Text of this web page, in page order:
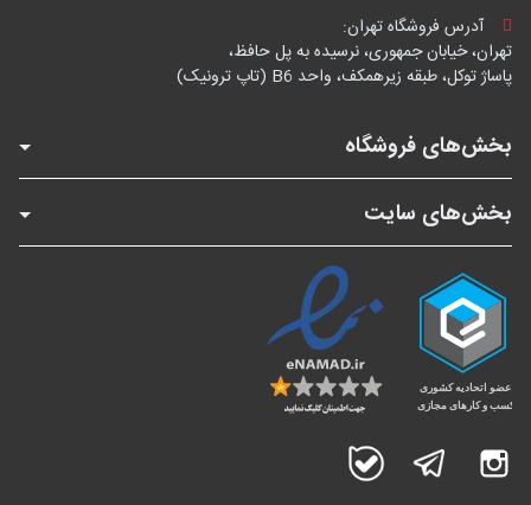
آدرس فروشگاه تهران:
تهران، خیابان جمهوری، نرسیده به پل حافظ،
پاساژ توکل، طبقه زیرهمکف، واحد B6 (تاپ ترونیک)
بخش‌های فروشگاه
بخش‌های سایت
اینستاگرام تلگرام